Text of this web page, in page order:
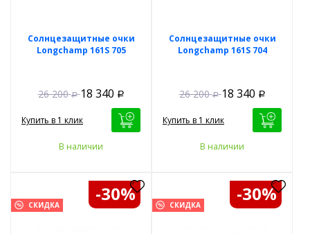
Солнцезащитные очки
Longchamp 161S 705
26 200 Р 18 340 Р
Купить в 1 клик
В наличии
Солнцезащитные очки
Longchamp 161S 704
26 200 Р 18 340 Р
Купить в 1 клик
В наличии
СКИДКА -30% СКИДКА -30%